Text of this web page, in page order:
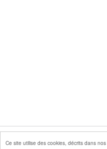
Ce site utilise des cookies, décrits dans nos